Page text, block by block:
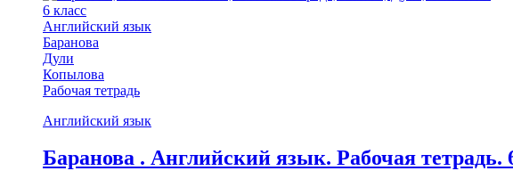
6 класс
Английский язык
Баранова
Дули
Копылова
Рабочая тетрадь
Английский язык
Баранова . Английский язык. Рабочая